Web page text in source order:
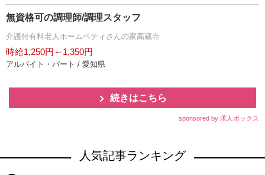
無資格可の調理師/調理スタッフ
介護付有料老人ホームベティさんの家高蔵寺
時給1,250円～1,350円
アルバイト・パート / 愛知県
続きはこちら
sponsored by 求人ボックス
人気記事ランキング